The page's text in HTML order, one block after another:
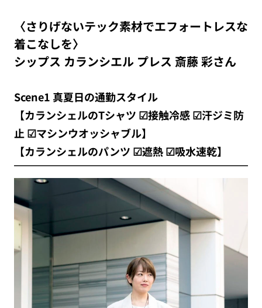
〈さりげないテック素材でエフォートレスな
着こなしを〉
シップス カランシエル プレス 斎藤 彩さん
Scene1 真夏日の通勤スタイル
【カランシェルのTシャツ ☑︎接触冷感 ☑︎汗ジミ防
止 ☑︎マシンウオッシャブル】
【カランシェルのパンツ ☑︎遮熱 ☑︎吸水速乾】